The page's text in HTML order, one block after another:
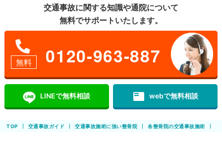
交通事故に関する知識や通院について
無料でサポートいたします。
無料 0120-963-887
LINEで無料相談 featured_play_list webで無料相談
TOP 交通事故ガイド 交通事故施術に強い整骨院 各整骨院の交通事故施術